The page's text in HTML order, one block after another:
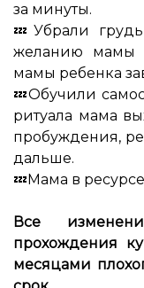
за минуты.
💤Убрали
желанию мамы
мамы ребенка
💤Обучили
ритуала мама
пробуждения,
дальше.
💤Мама в
Все
прохождения
месяцами